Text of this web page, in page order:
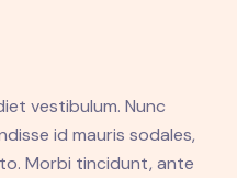
vestibulum. Nunc
id mauris sodales,
Morbi tincidunt, ante